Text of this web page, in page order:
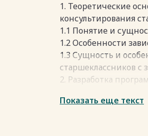
1. Теоретические
консультирования
1.1 Понятие и
1.2 Особенности
1.3 Сущность и
старшеклассников
2. Разработка
2.1 Организация
Показать еще текст